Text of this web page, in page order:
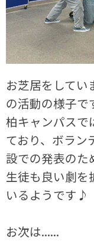
お芝居をしてい
の活動の様子で
柏キャンパスで
ており、ボラン
設での発表のた
生徒も良い劇を
いるようです♪
お次は......